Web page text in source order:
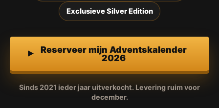
Exclusieve Silver Edition
Reserveer mijn Adventskalender
2026
Sinds 2021 ieder jaar uitverkocht. Levering ruim voor
december.